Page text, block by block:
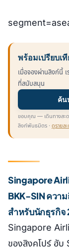
พร้อมเปรียบเ
เมื่อจองผ่านลิงก์นี้
ที่สนับสนุน
ค้น
ขอบคุณ — เดินทางสะด
ลิงก์พันธมิตร · ดูรายล
Singapore
BKK-SIN ควา
สำหรับนักธุรกิจ
Singapore
ของสิงคโปร์ ฮั